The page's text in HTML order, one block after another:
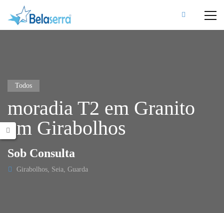
Todos
moradia T2 em Granito
em Girabolhos
Sob Consulta
Girabolhos, Seia, Guarda